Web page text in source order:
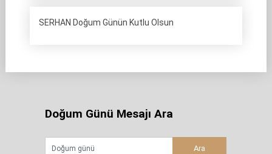
SERHAN Doğum Günün Kutlu Olsun
Doğum Günü Mesajı Ara